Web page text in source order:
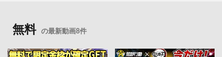
無料 の最新動画8件